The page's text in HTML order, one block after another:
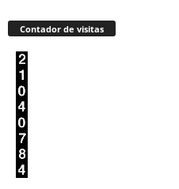
Contador de visitas